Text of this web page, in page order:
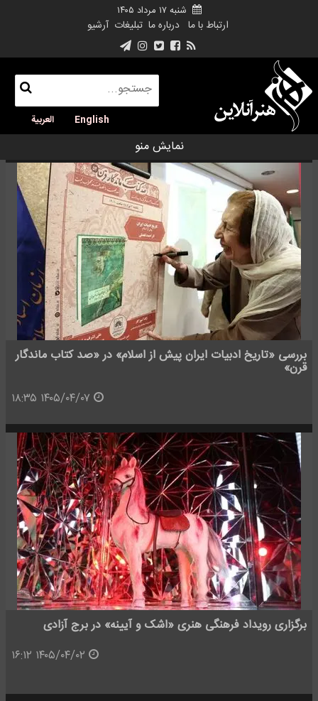
شنبه ۱۷ مرداد ۱۴۰۵
ارتباط با ما درباره ما تبلیغات آرشیو
English العربية
نمایش منو
بررسی «تاریخ ادبیات ایران پیش از اسلام» در «صد کتاب ماندگار
قرن»
برگزاری رویداد فرهنگی هنری «اشک و آیینه» در برج آزادی